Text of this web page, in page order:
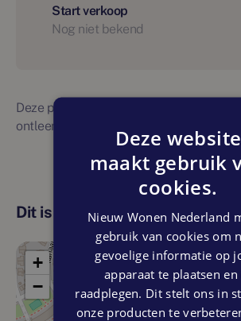
Start verkoop
Nog niet bekend
Deze planning is indicatief. Er kunnen
ontleend worden aan bovenstaande
Dit is de locatie
+
−
Deze website
maakt gebruik
cookies.
Nieuw Wonen Nederland
gebruik van cookies om
gevoelige informatie op
apparaat te plaatsen en
raadplegen. Dit stelt ons in
onze producten te